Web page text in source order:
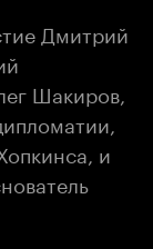
Дмитрий
Шакиров,
и